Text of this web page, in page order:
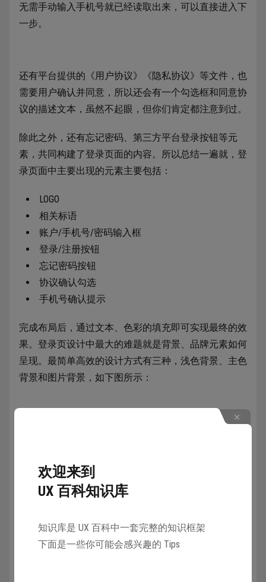
无需手动输入手机号就已经读取出来，可以直接进入下
一步。
还有平台提供的《用户协议》《隐私协议》等文件，也
需要用户确认并同意，所以还会有一个勾选框和同意协
议的描述文本，虽然不起眼，但你们肯定都注意到过。
除此之外，还有忘记密码、第三方平台登录按钮等元
素，共同构建了登录页面的内容。所以总结一遍就，登
录页面中主要出现的元素主要包括：
LOGO
相关标语
账户/手机号/密码输入框
登录/注册按钮
忘记密码按钮
协议确认勾选
手机号确认提示
完成布局后，通过文本、色彩的填充即可实现最终的效
果。登录页设计中最大的难题就是背景、品牌元素如何
呈现。最简单高效的设计方式有三种，浅色背景、主色
背景和图片背景，如下图所示：
可以根据上面的设计逻辑，将下方的原型完整设计出来
进行练习，LOGO 直接在网上搜索到，第三方登录图标
欢迎来到
UX 百科知识库
知识库是 UX 百科中一套完整的知识框架
下面是一些你可能会感兴趣的 Tips